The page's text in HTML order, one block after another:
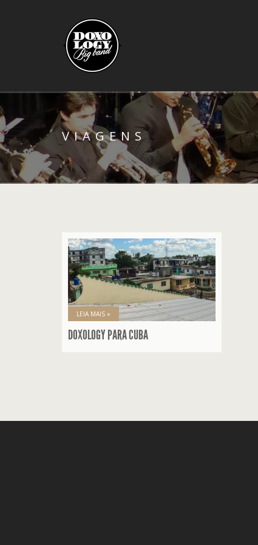
VIAGENS
LEIA MAIS »
DOXOLOGY PARA CUBA